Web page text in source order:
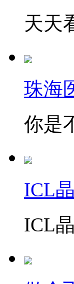
天天
珠海
你是
ICL
ICL